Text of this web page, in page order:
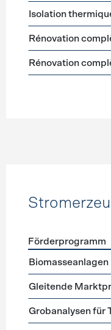
Isolation
Rénovation
Rénovation
Förderprogramme
Förderprogramm
Biomasseanlagen
Gleitende
Grobanalysen für